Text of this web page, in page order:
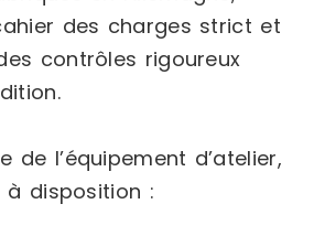
des charges strict et
contrôles rigoureux
de l’équipement d’atelier,
à disposition :